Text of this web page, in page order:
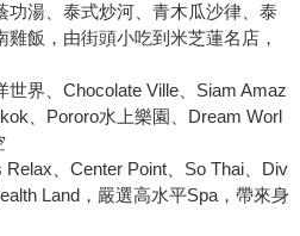
功湯、泰式炒河、青木瓜沙律、泰
飯，由街頭小吃到米芝蓮名店，
世界、Chocolate Ville、Siam Amaz
、Pororo水上樂園、Dream Worl
Relax、Center Point、So Thai、Div
Land，嚴選高水平Spa，帶來身